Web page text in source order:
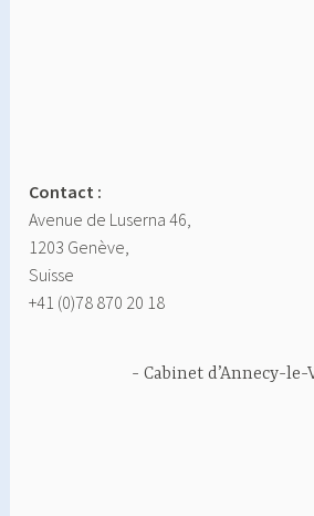
Contact :
Avenue de Luserna 46,
1203 Genève,
Suisse
+41 (0)78 870 20 18
Cabinet d’Annecy-le-